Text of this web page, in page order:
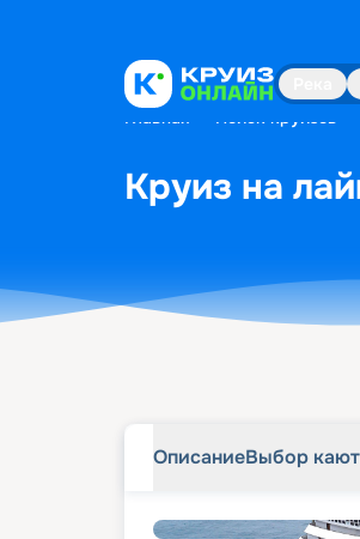
Главная Поиск круизов
Круиз на
ОписаниеВыбор кают